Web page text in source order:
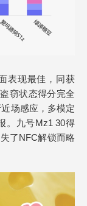
表现最佳，同获
窃状态得分完全
场感应，多模定
。九号Mz1 30得
了NFC解锁而略